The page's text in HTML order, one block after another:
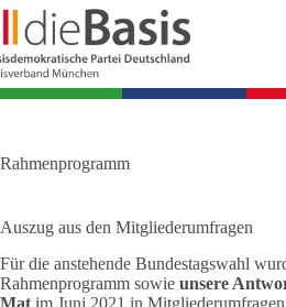
Zum
Inhalt
springen
Rahmenprogramm
Auszug aus den Mitgliederumfragen
Für die anstehende Bundestagswahl
Rahmenprogramm sowie unsere
Mat im Juni 2021 in